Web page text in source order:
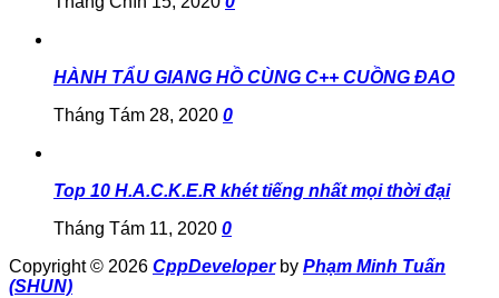
HÀNH TẨU GIANG HỒ CÙNG C++ CUỒNG ĐAO
Tháng Tám 28, 2020 0
Top 10 H.A.C.K.E.R khét tiếng nhất mọi thời đại
Tháng Tám 11, 2020 0
Copyright © 2026 CppDeveloperby Phạm Minh Tuấn
(SHUN)